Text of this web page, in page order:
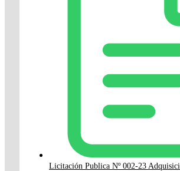
Licitación Publica Nº 002-23